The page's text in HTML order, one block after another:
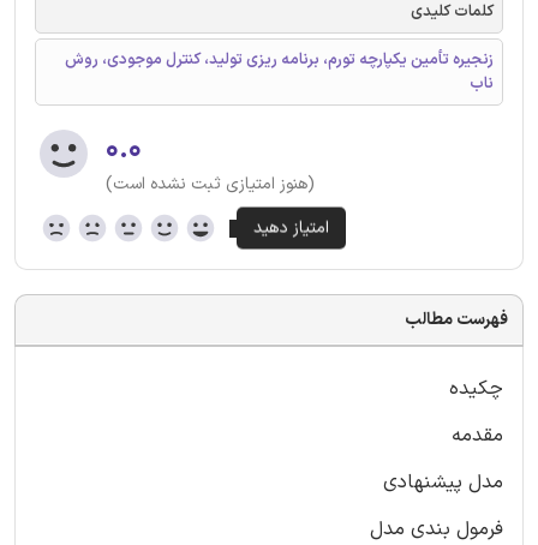
کلمات کلیدی
زنجیره تأمین یکپارچه تورم، برنامه ریزی تولید، کنترل موجودی، روش
ناب
۰.۰
(هنوز امتیازی ثبت نشده است)
فهرست مطالب
چکیده
مقدمه
مدل پیشنهادی
فرمول بندی مدل